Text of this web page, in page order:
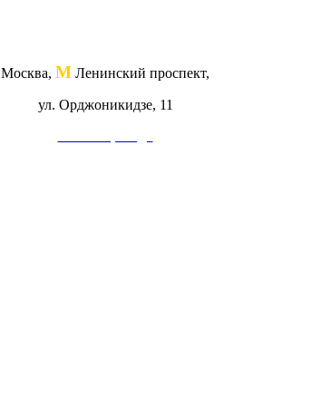
Москва, М Ленинский проспект,
ул. Орджоникидзе, 11